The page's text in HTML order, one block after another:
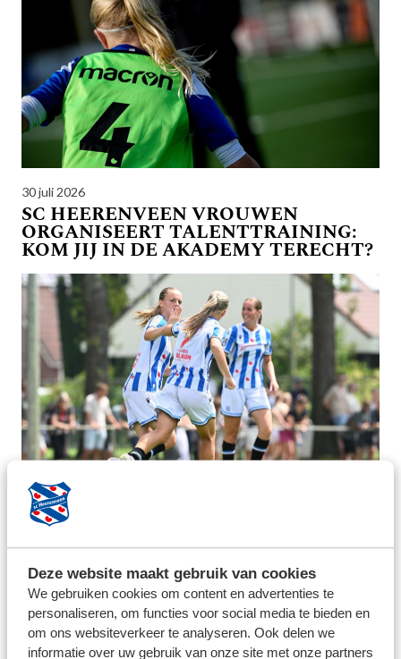
Deze website maakt gebruik van cookies
We gebruiken cookies om content en advertenties te
personaliseren, om functies voor social media te bieden en
om ons websiteverkeer te analyseren. Ook delen we
informatie over uw gebruik van onze site met onze partners
30 juli 2026
SC HEERENVEEN VROUWEN
ORGANISEERT TALENTTRAINING:
KOM JIJ IN DE AKADEMY TERECHT?
29 juni 2026
SPEELSCHEMA SC HEERENVEEN
VROUWEN BEKEND: EERSTE
SPEELRONDE THUIS TEGEN
FEYENOORD